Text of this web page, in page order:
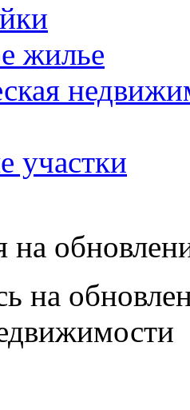
жилье
участки
на
на